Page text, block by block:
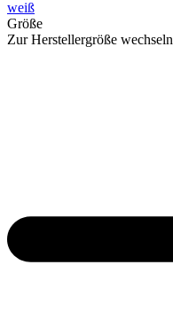
weiß
Größe
Zur Herstellergröße wechseln